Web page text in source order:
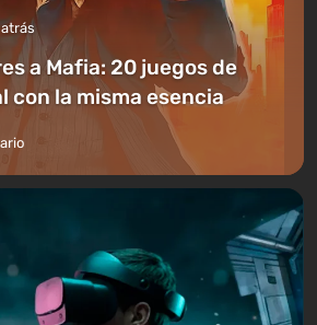
a Mafia: 20 juegos de
con la misma esencia